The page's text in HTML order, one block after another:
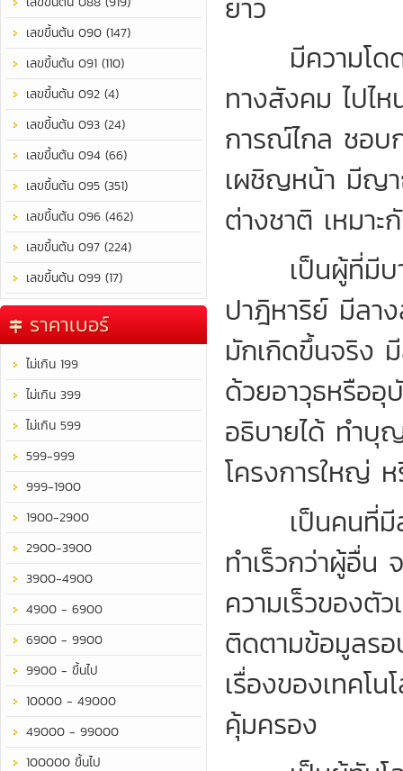
เลขขึ้นต้น 090 (147)
เลขขึ้นต้น 091 (110)
เลขขึ้นต้น 092 (4)
เลขขึ้นต้น 093 (24)
เลขขึ้นต้น 094 (66)
เลขขึ้นต้น 095 (351)
เลขขึ้นต้น 096 (462)
เลขขึ้นต้น 097 (224)
เลขขึ้นต้น 099 (17)
ราคาเบอร์
ไม่เกิน 199
ไม่เกิน 399
ไม่เกิน 599
599-999
999-1900
1900-2900
2900-3900
3900-4900
4900 - 6900
6900 - 9900
9900 - ขึ้นไป
10000 - 49000
49000 - 99000
100000 ขึ้นไป
ยาว
มีความโดดเ
ทางสังคม ไปไ
การณ์ไกล ชอบ
เผชิญหน้า มีญ
ต่างชาติ เหมา
เป็นผู้ที่มีบาร
ปาฎิหาริย์ มีลา
มักเกิดขึ้นจริง
ด้วยอาวุธหรืออุ
อธิบายได้ ทำบุ
โครงการใหญ่
เป็นคนที่มีส
ทำเร็วกว่าผู้อื่น
ความเร็วของตั
ติดตามข้อมูลรอ
เรื่องของเทคโ
คุ้มครอง